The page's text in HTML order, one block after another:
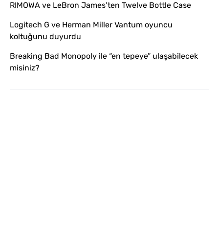
RIMOWA ve LeBron James’ten Twelve Bottle Case
Logitech G ve Herman Miller Vantum oyuncu
koltuğunu duyurdu
Breaking Bad Monopoly ile “en tepeye” ulaşabilecek
misiniz?